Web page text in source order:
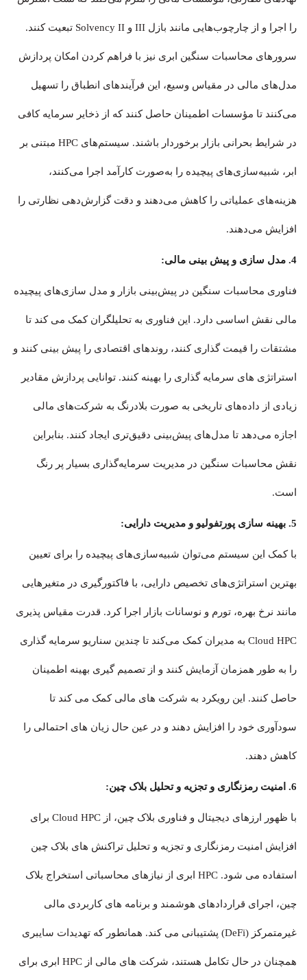
را اجرا و از چارچوب‌هایی مانند بازل III و Solvency II تبعیت کنند.
سرورهای محاسبات سنگین ابری نیز با فراهم کردن امکان پردازش
مدل‌های مالی در مقیاس وسیع، این فرآیندهای انطباق را تسهیل
می‌کنند تا مؤسسات اطمینان حاصل کنند که از ذخایر سرمایه کافی
در شرایط بحرانی بازار برخوردار باشند. سیستم‌های HPC مبتنی بر
ابر، شبیه‌سازی‌های پیچیده را به‌صورت کارآمد اجرا می‌کنند،
هزینه‌های عملیاتی را کاهش می‌دهند و دقت گزارش‌دهی نظارتی را
افزایش می‌دهند.
4. مدل سازی و پیش بینی مالی:
فناوری محاسبات سنگین در پیش‌بینی بازار و مدل سازی‌های پیچیده
مالی نقش اساسی دارد. این فناوری به تحلیلگران کمک می کند تا
مشتقات را قیمت گذاری کنند، روندهای اقتصادی را پیش بینی کنند و
استراتژی های سرمایه گذاری را بهینه کنند. توانایی پردازش مقادیر
زیادی از داده‌های تاریخی به صورت بلادرنگ به شرکت‌های مالی
اجازه می‌دهد تا مدل‌های پیش‌بینی دقیق‌تری ایجاد کنند. بنابراین
نقش محاسبات سنگین در مدیریت سرمایه‌گذاری بسیار پر رنگ
است.
5. بهینه سازی پورتفولیو و مدیریت دارایی:
با کمک این سیستم می‌توان شبیه‌سازی‌های پیچیده‌ را برای تعیین
بهترین استراتژی‌های تخصیص دارایی، با فاکتورگیری در متغیرهایی
مانند نرخ بهره، تورم و نوسانات بازار اجرا کرد. قدرت مقیاس پذیری
Cloud HPC به مدیران کمک می‌کند تا چندین سناریو سرمایه گذاری
را به طور همزمان آزمایش کنند و از تصمیم گیری بهینه اطمینان
حاصل کنند. این رویکرد به شرکت های مالی کمک می کند تا
سودآوری خود را افزایش دهند و در عین حال زیان های احتمالی را
کاهش دهند.
6. امنیت رمزنگاری و تجزیه و تحلیل بلاک چین:
با ظهور ارزهای دیجیتال و فناوری بلاک چین، از Cloud HPC برای
افزایش امنیت رمزنگاری و تجزیه و تحلیل تراکنش های بلاک چین
استفاده می شود. HPC ابری از نیازهای محاسباتی استخراج بلاک
چین، اجرای قراردادهای هوشمند و برنامه های کاربردی مالی
غیرمتمرکز (DeFi) پشتیبانی می کند. همانطور که تهدیدات سایبری
همچنان در حال تکامل هستند، شرکت های مالی از HPC ابری برای